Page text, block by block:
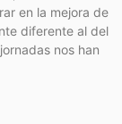
en la mejora de
diferente al del
nos han